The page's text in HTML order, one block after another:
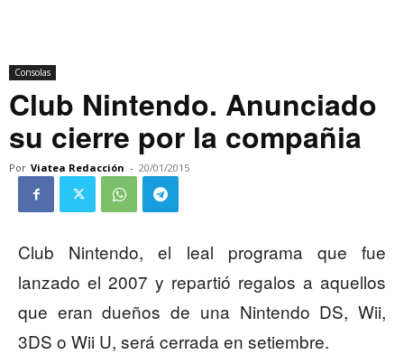
Consolas
Club Nintendo. Anunciado
su cierre por la compañia
Por Viatea Redacción - 20/01/2015
Club Nintendo, el leal programa que fue
lanzado el 2007 y repartió regalos a aquellos
que eran dueños de una Nintendo DS, Wii,
3DS o Wii U, será cerrada en setiembre.